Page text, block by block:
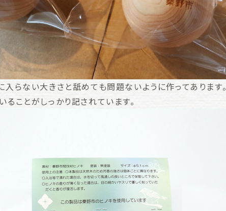
らない大きさと舐めても問題ないように作ってあります。
ことがしっかり記されています。